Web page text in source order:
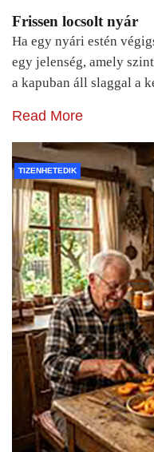
Frissen locsolt nyár
Ha egy nyári estén
egy jelenség, amely
a kapuban áll slaggal a
Read More
TIZENHETEDIK